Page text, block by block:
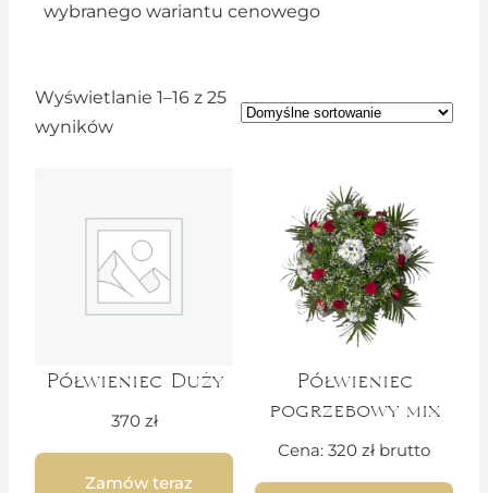
wybranego wariantu cenowego
Wyświetlanie 1–16 z 25
wyników
Półwieniec Duży
370 zł
Zamów teraz
Półwieniec
pogrzebowy mix
Cena: 320 zł brutto